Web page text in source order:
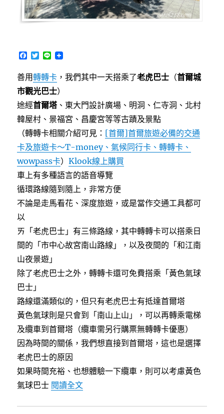
境
優
宿〉
F
c
e
b
o
o
k
T
i
t
t
e
r
L
n
e
善用轉轉卡 ，我們其中一天搭乘了老虎巴士 （首爾城
市觀光巴士）
途經首爾塔 、東大門設計廣場、明洞、仁寺洞、北村
韓屋村、景福宮、昌慶宮等等古蹟及景點
（轉轉卡相關介紹可見： [首爾]首爾旅遊必備的交通
卡及旅遊卡～T-money、氣候同行卡、轉轉卡、
wowpass卡）Klook線上購買
車上有多種語言的語音導覽
循環路線隨到隨上，非常方便
不論是走馬看花、深度旅遊，或是當作交通工具都可
以
ㄞ「老虎巴士」有三條路線，其中轉轉卡可以搭乘日
間的「市中心故宮南山路線」，以及夜間的「和江南
山夜景遊」
除了老虎巴士之外，轉轉卡還可免費搭乘「黃色氣球
巴士」
路線還滿類似的，但只有老虎巴士有抵達首爾塔
黃色氣球則是只會到「南山上山」，可以再轉乘電梯
及纜車到首爾塔（纜車需另行購票無轉轉卡優惠）
因為時間的關係，我們想直接到首爾塔，這也是選擇
老虎巴士的原因
如果時間充裕、也想體驗一下纜車，則可以考慮黃色
氣球巴士 閱讀全文〈首爾城市觀光巴士（老虎巴士）～經